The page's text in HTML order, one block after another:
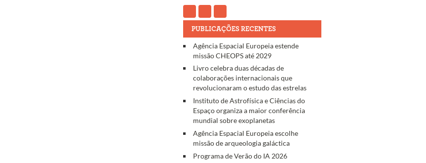
PUBLICAÇÕES RECENTES
Agência Espacial Europeia estende
missão CHEOPS até 2029
Livro celebra duas décadas de
colaborações internacionais que
revolucionaram o estudo das estrelas
Instituto de Astrofísica e Ciências do
Espaço organiza a maior conferência
mundial sobre exoplanetas
Agência Espacial Europeia escolhe
missão de arqueologia galáctica
Programa de Verão do IA 2026